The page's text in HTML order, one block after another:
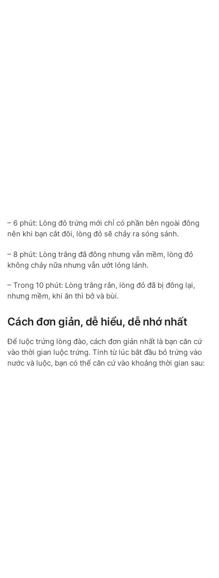
– 6 phút: Lòng đỏ trứng mới chỉ có phần bên ngoài đông
nên khi bạn cắt đôi, lòng đỏ sẽ chảy ra sóng sánh.
– 8 phút: Lòng trắng đã đông nhưng vẫn mềm, lòng đỏ
không chảy nữa nhưng vẫn ướt lóng lánh.
– Trong 10 phút: Lòng trắng rắn, lòng đỏ đã bị đông lại,
nhưng mềm, khi ăn thì bở và bùi.
Cách đơn giản, dễ hiểu, dễ nhớ nhất
Để luộc trứng lòng đào, cách đơn giản nhất là bạn căn cứ
vào thời gian luộc trứng. Tính từ lúc bắt đầu bỏ trứng vào
nước và luộc, bạn có thể căn cứ vào khoảng thời gian sau: